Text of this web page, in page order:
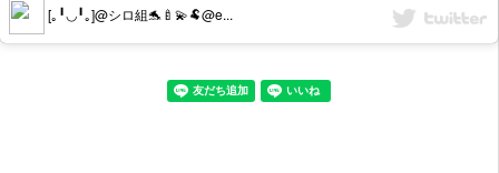
[｡╹◡╹｡]@シロ組🐬🍼💫🐏@e...